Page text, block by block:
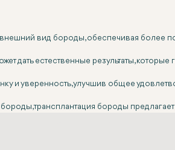
вид бороды, обеспечивая более
дать естественные результаты,
и уверенность, улучшив общее
трансплантация бороды